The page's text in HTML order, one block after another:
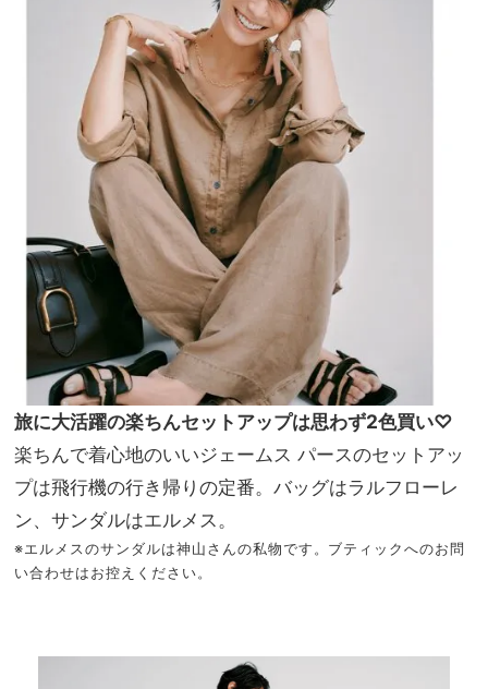
旅に大活躍の楽ちんセットアップは思わず2色買い♡
楽ちんで着心地のいいジェームス パースのセットアッ
プは飛行機の行き帰りの定番。バッグはラルフローレ
ン、サンダルはエルメス。
※エルメスのサンダルは神山さんの私物です。ブティックへのお問
い合わせはお控えください。